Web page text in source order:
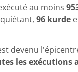
au moins
96 kurde
devenu
les